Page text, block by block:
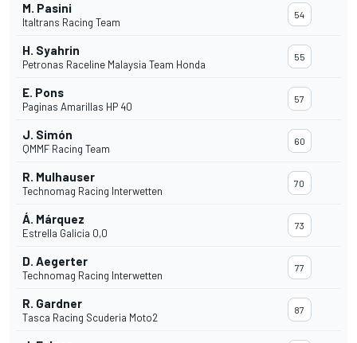
M. Pasini
Italtrans Racing Team
54
H. Syahrin
Petronas Raceline Malaysia Team Honda
55
E. Pons
Paginas Amarillas HP 40
57
J. Simón
QMMF Racing Team
60
R. Mulhauser
Technomag Racing Interwetten
70
Á. Márquez
Estrella Galicia 0,0
73
D. Aegerter
Technomag Racing Interwetten
77
R. Gardner
Tasca Racing Scuderia Moto2
87